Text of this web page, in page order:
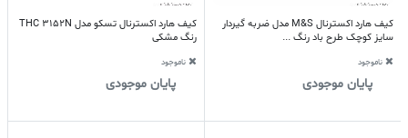
کیف هارد اکسترنال M&S مدل ضربه گیردار
سایز کوچک طرح باد رنگ ...
ناموجود
پایان موجودی
کیف هارد اکسترنال تسکو مدل THC 3152N
رنگ مشکی
ناموجود
پایان موجودی